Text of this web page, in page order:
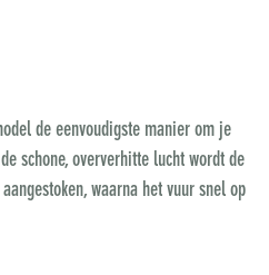
de eenvoudigste manier om je
schone, oververhitte lucht wordt de
waarna het vuur snel op